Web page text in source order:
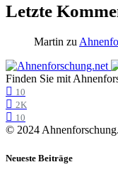
Letzte
Martin zu
Finden Sie mit
10
2K
10
© 2024
Neueste Beiträge